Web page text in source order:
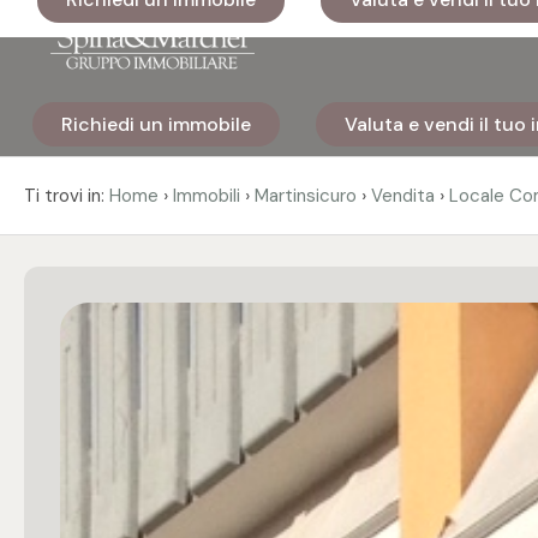
Richiedi un immobile Valuta e vendi il tuo
Ti trovi in: Home › Immobili › Martinsicuro › Vendita › Locale
Immobili
I nostri
facciamo
Codice
Contratto
Vendita